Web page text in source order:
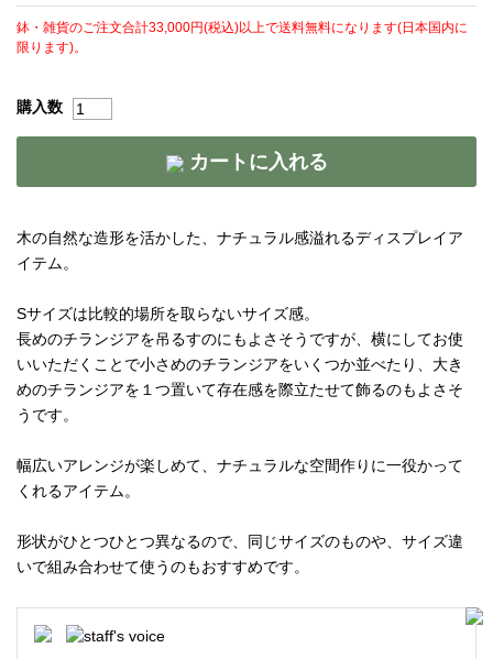
鉢・雑貨のご注文合計33,000円(税込)以上で送料無料になります(日本国内に
限ります)。
購入数
カートに入れる
木の自然な造形を活かした、ナチュラル感溢れるディスプレイア
イテム。
Sサイズは比較的場所を取らないサイズ感。
長めのチランジアを吊るすのにもよさそうですが、横にしてお使
いいただくことで小さめのチランジアをいくつか並べたり、大き
めのチランジアを１つ置いて存在感を際立たせて飾るのもよさそ
うです。
幅広いアレンジが楽しめて、ナチュラルな空間作りに一役かって
くれるアイテム。
形状がひとつひとつ異なるので、同じサイズのものや、サイズ違
いで組み合わせて使うのもおすすめです。